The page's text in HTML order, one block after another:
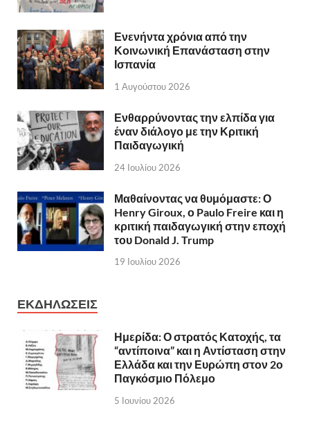
Ενενήντα χρόνια από την
Κοινωνική Επανάσταση στην
Ισπανία
1 Αυγούστου 2026
Ενθαρρύνοντας την ελπίδα για
έναν διάλογο με την Κριτική
Παιδαγωγική
24 Ιουλίου 2026
Μαθαίνοντας να θυμόμαστε: Ο
Henry Giroux, ο Paulo Freire και η
κριτική παιδαγωγική στην εποχή
του Donald J. Trump
19 Ιουλίου 2026
ΕΚΔΗΛΩΣΕΙΣ
Ημερίδα: Ο στρατός Κατοχής, τα
“αντίποινα” και η Αντίσταση στην
Ελλάδα και την Ευρώπη στον 2ο
Παγκόσμιο Πόλεμο
5 Ιουνίου 2026